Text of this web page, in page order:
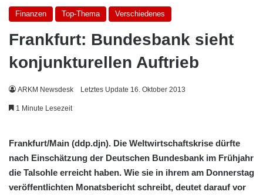
Finanzen Top-Thema Verschiedenes
Frankfurt: Bundesbank sieht
konjunkturellen Auftrieb
ARKM Newsdesk Letztes Update 16. Oktober 2013
1 Minute Lesezeit
Frankfurt/Main (ddp.djn). Die Weltwirtschaftskrise dürfte
nach Einschätzung der Deutschen Bundesbank im Frühjahr
die Talsohle erreicht haben. Wie sie in ihrem am Donnerstag
veröffentlichten Monatsbericht schreibt, deutet darauf vor